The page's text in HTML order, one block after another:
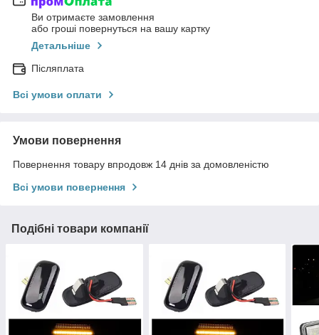
Ви отримаєте замовлення
або гроші повернуться на вашу картку
Детальніше
Післяплата
Всі умови оплати
Умови повернення
Повернення товару впродовж 14 днів за домовленістю
Всі умови повернення
Подібні товари компанії